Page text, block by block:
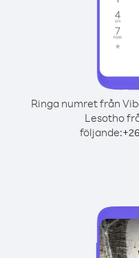
Ringa numret från
Lesotho
följande:+